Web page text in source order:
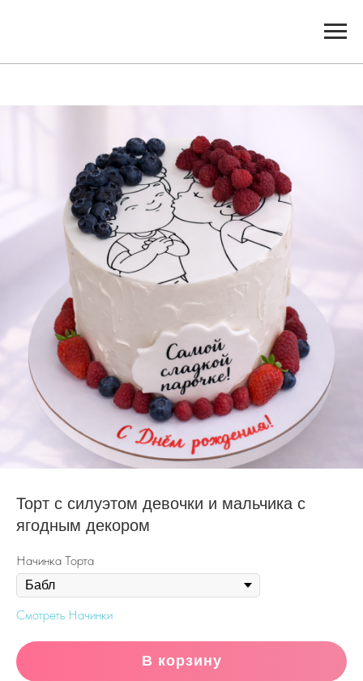
Торт с силуэтом девочки и мальчика с
ягодным декором
Начинка Торта
Смотреть Начинки
В корзину